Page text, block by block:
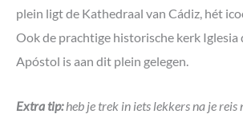
plein ligt de Kathedraal van Cádiz, hét
Ook de prachtige historische kerk Iglesia
Apóstol is aan dit plein gelegen.
Extra tip:heb je trek in iets lekkers na je reis